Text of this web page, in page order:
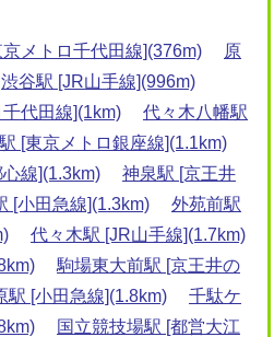
メトロ千代田線](376m)
原
渋谷駅 [JR山手線](996m)
代田線](1km)
代々木八幡駅
[東京メトロ銀座線](1.1km)
線](1.3km)
神泉駅 [京王井
[小田急線](1.3km)
外苑前駅
代々木駅 [JR山手線](1.7km)
駒場東大前駅 [京王井の
駅 [小田急線](1.8km)
千駄ケ
国立競技場駅 [都営大江